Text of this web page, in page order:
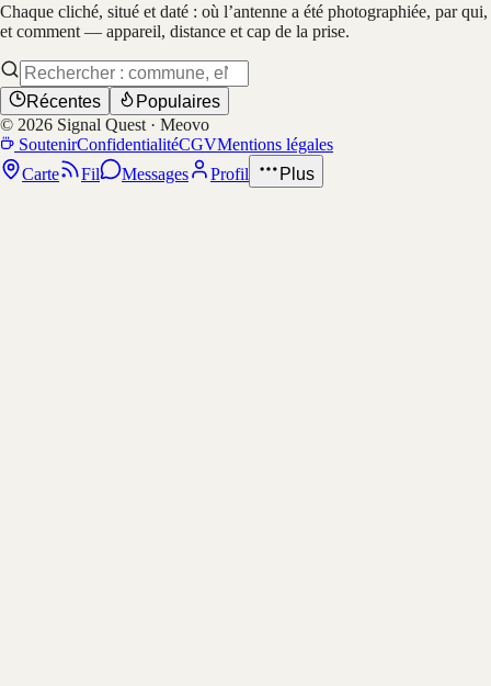
Chaque cliché, situé et daté : où l’antenne a été photographiée, par qui,
et comment — appareil, distance et cap de la prise.
Récentes
Populaires
© 2026 Signal Quest · Meovo
SoutenirConfidentialitéCGVMentions légales
Carte
Fil Messages Profil Plus